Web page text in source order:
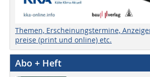
Themen, Erscheinungstermine,
preise (print und online) etc.
Abo + Heft